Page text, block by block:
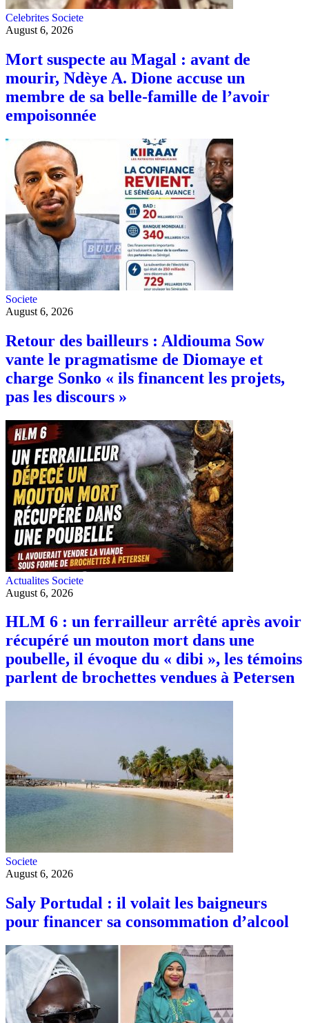
Celebrites Societe
August 6, 2026
Mort suspecte au Magal : avant de
mourir, Ndèye A. Dione accuse un
membre de sa belle-famille de l’avoir
empoisonnée
Societe
August 6, 2026
Retour des bailleurs : Aldiouma Sow
vante le pragmatisme de Diomaye et
charge Sonko « ils financent les projets,
pas les discours »
Actualites Societe
August 6, 2026
HLM 6 : un ferrailleur arrêté après avoir
récupéré un mouton mort dans une
poubelle, il évoque du « dibi », les témoins
parlent de brochettes vendues à Petersen
Societe
August 6, 2026
Saly Portudal : il volait les baigneurs
pour financer sa consommation d’alcool